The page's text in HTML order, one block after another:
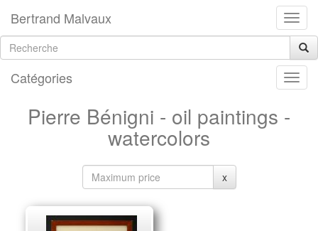
Bertrand Malvaux
Catégories
Pierre Bénigni - oil paintings -
watercolors
x